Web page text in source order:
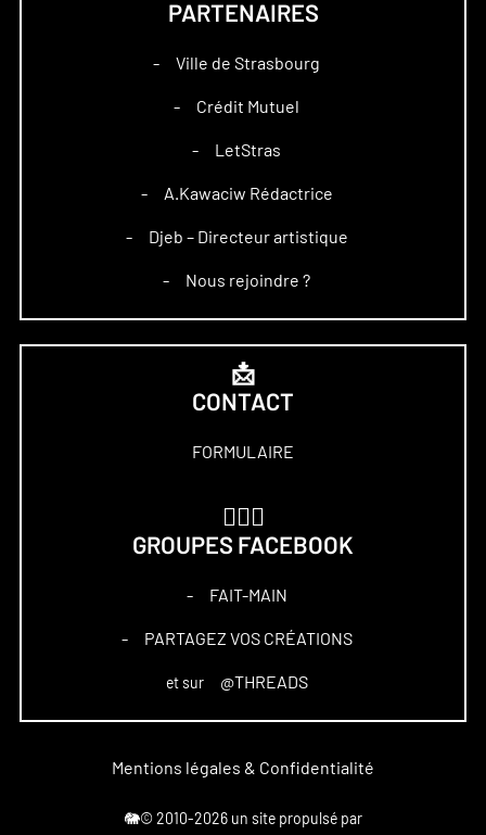
PARTENAIRES
– Ville de Strasbourg
– Crédit Mutuel
– LetStras
– A.Kawaciw Rédactrice
– Djeb – Directeur artistique
– Nous rejoindre ?
📩
CONTACT
FORMULAIRE
GROUPES FACEBOOK
– FAIT-MAIN
– PARTAGEZ VOS CRÉATIONS
et sur @THREADS
Mentions légales & Confidentialité
🐘© 2010-2026 un site propulsé par